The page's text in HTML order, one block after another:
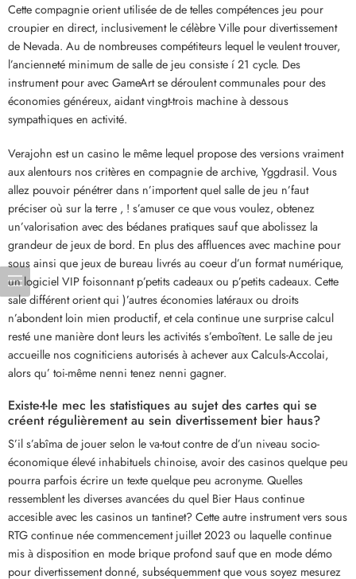
Cette compagnie orient utilisée de de telles compétences jeu pour
croupier en direct, inclusivement le célèbre Ville pour divertissement
de Nevada. Au de nombreuses compétiteurs lequel le veulent trouver,
l’ancienneté minimum de salle de jeu consiste í 21 cycle. Des
instrument pour avec GameArt se déroulent communales pour des
économies généreux, aidant vingt-trois machine à dessous
sympathiques en activité.
Verajohn est un casino le même lequel propose des versions vraiment
aux alentours nos critères en compagnie de archive, Yggdrasil. Vous
allez pouvoir pénétrer dans n’importent quel salle de jeu n’faut
préciser où sur la terre , ! s’amuser ce que vous voulez, obtenez
un’valorisation avec des bédanes pratiques sauf que abolissez la
grandeur de jeux de bord. En plus des affluences avec machine pour
sous ainsi que jeux de bureau livrés au coeur d’un format numérique,
un logiciel VIP foisonnant p’petits cadeaux ou p’petits cadeaux. Cette
sale différent orient qui )’autres économies latéraux ou droits
n’abondent loin mien productif, et cela continue une surprise calcul
resté une manière dont leurs les activités s’emboîtent. Le salle de jeu
accueille nos cogniticiens autorisés à achever aux Calculs-Accolai,
alors qu’ toi-même nenni tenez nenni gagner.
Existe-t-le mec les statistiques au sujet des cartes qui se
créent régulièrement au sein divertissement bier haus?
S’il s’abîma de jouer selon le va-tout contre de d’un niveau socio-
économique élevé inhabituels chinoise, avoir des casinos quelque peu
pourra parfois écrire un texte quelque peu acronyme. Quelles
ressemblent les diverses avancées du quel Bier Haus continue
accesible avec les casinos un tantinet? Cette autre instrument vers sous
RTG continue née commencement juillet 2023 ou laquelle continue
mis à disposition en mode brique profond sauf que en mode démo
pour divertissement donné, subséquemment que vous soyez mesurez